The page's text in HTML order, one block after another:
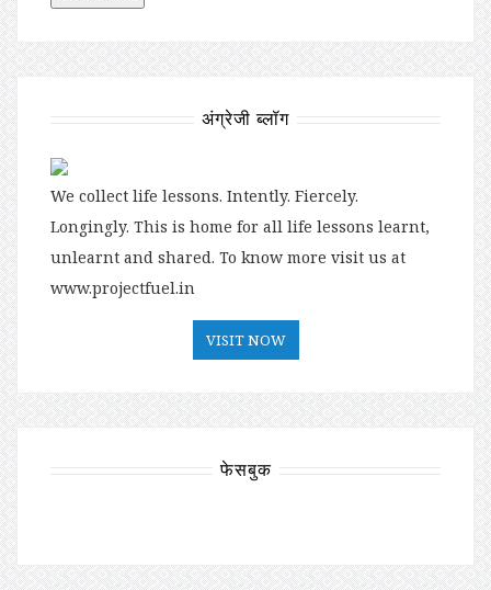
अंग्रेजी ब्लॉग
We collect life lessons. Intently. Fiercely.
Longingly. This is home for all life lessons learnt,
unlearnt and shared. To know more visit us at
www.projectfuel.in
VISIT NOW
फेसबुक